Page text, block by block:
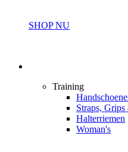
SHOP NU
Training
Straps,
Halterriemen
Woman's